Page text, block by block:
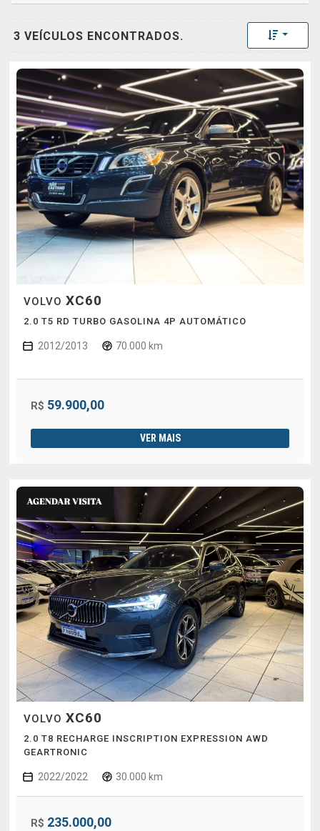
3 VEÍCULOS ENCONTRADOS. Toggle
VOLVO XC60
2.0 T5 RD TURBO GASOLINA 4P AUTOMÁTICO
2012/2013 70.000 km
R$ 59.900,00
VER MAIS
VOLVO XC60
2.0 T8 RECHARGE INSCRIPTION EXPRESSION AWD
GEARTRONIC
2022/2022 30.000 km
R$ 235.000,00